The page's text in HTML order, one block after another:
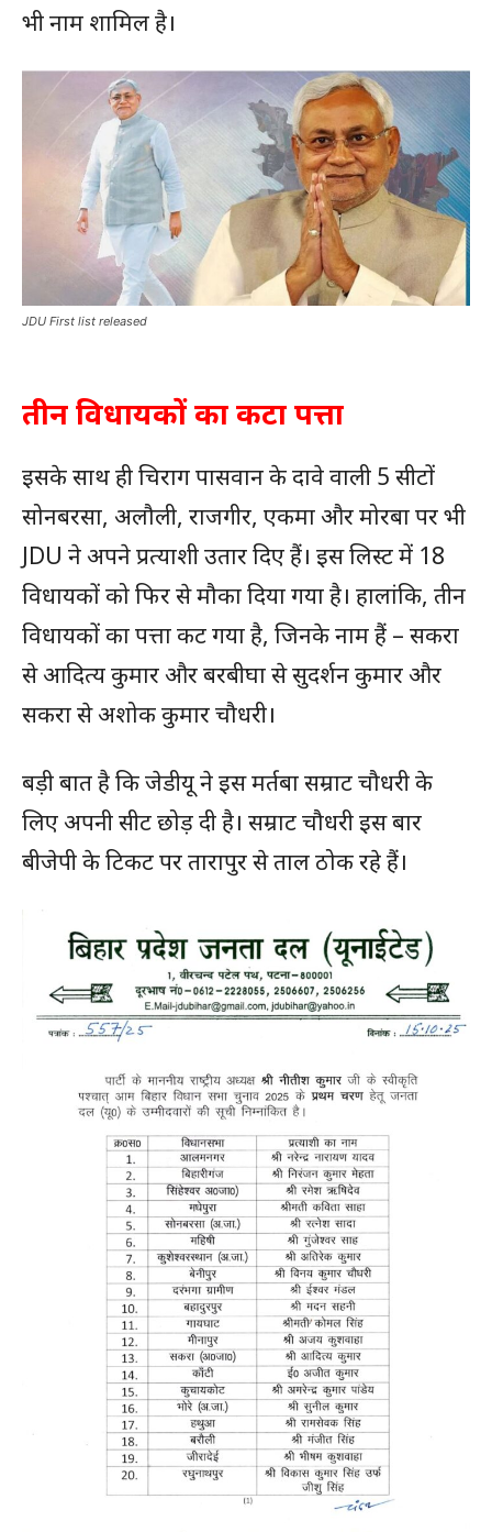
भी नाम शामिल है।
JDU First list released
तीन विधायकों का कटा पत्ता
इसके साथ ही चिराग पासवान के दावे वाली 5 सीटों
सोनबरसा, अलौली, राजगीर, एकमा और मोरबा पर भी
JDU ने अपने प्रत्याशी उतार दिए हैं। इस लिस्ट में 18
विधायकों को फिर से मौका दिया गया है। हालांकि, तीन
विधायकों का पत्ता कट गया है, जिनके नाम हैं – सकरा
से आदित्य कुमार और बरबीघा से सुदर्शन कुमार और
सकरा से अशोक कुमार चौधरी।
बड़ी बात है कि जेडीयू ने इस मर्तबा सम्राट चौधरी के
लिए अपनी सीट छोड़ दी है। सम्राट चौधरी इस बार
बीजेपी के टिकट पर तारापुर से ताल ठोक रहे हैं।